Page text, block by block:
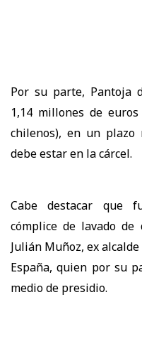
Por su parte, Pantoja
1,14 millones de
chilenos), en un plazo
debe estar en la cárcel.
Cabe destacar que
cómplice de lavado
Julián Muñoz, ex
España, quien por su
medio de presidio.